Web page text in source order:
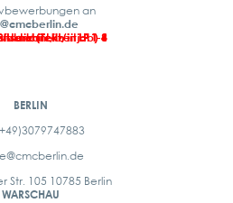
an
(Teilzeitjob)
in LP 1-4
in LP 1-8
in
BERLIN
Str. 105 10785 Berlin
WARSCHAU